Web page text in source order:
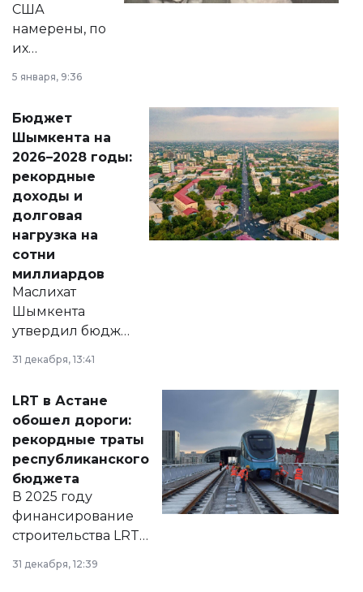
США
намерены, по
их
принести
народу
Венесуэлы.
5 января, 9:36
Бюджет
Шымкента на
2026–2028 годы:
рекордные
доходы и
долговая
нагрузка на
сотни
миллиардов
Маслихат
Шымкента
утвердил бюджет
города на 2026–
2028 годы.
документ
появился в базе
нормативных
правовых актов и
на сайте маслихат
города.
31 декабря, 13:41
LRT в Астане
обошел дороги:
рекордные траты
республиканского
бюджета
В 2025 году
финансирование
строительства LRT
в Астане из
республиканского
31 декабря, 12:39